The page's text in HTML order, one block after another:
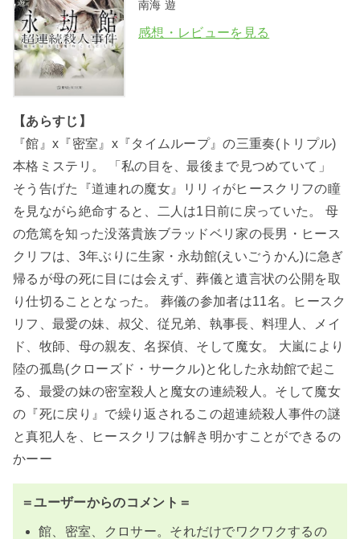
南海 遊
感想・レビューを見る
【あらすじ】
『館』x『密室』x『タイムループ』の三重奏(トリプル)
本格ミステリ。 「私の目を、最後まで見つめていて」
そう告げた『道連れの魔女』リリィがヒースクリフの瞳
を見ながら絶命すると、二人は1日前に戻っていた。 母
の危篤を知った没落貴族ブラッドベリ家の長男・ヒース
クリフは、3年ぶりに生家・永劫館(えいごうかん)に急ぎ
帰るが母の死に目には会えず、葬儀と遺言状の公開を取
り仕切ることとなった。 葬儀の参加者は11名。ヒースク
リフ、最愛の妹、叔父、従兄弟、執事長、料理人、メイ
ド、牧師、母の親友、名探偵、そして魔女。 大嵐により
陸の孤島(クローズド・サークル)と化した永劫館で起こ
る、最愛の妹の密室殺人と魔女の連続殺人。そして魔女
の『死に戻り』で繰り返されるこの超連続殺人事件の謎
と真犯人を、ヒースクリフは解き明かすことができるの
かーー
＝ユーザーからのコメント＝
館、密室、クロサー。それだけでワクワクするの